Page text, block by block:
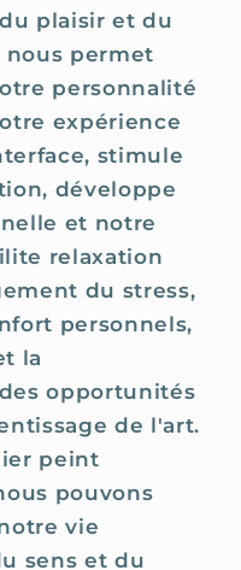
plaisir et du
nous permet
personnalité
expérience
stimule
développe
et notre
relaxation
du stress,
personnels,
la
opportunités
de l'art.
peint
pouvons
vie
sens et du